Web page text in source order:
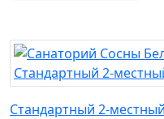
Стандартный 2-